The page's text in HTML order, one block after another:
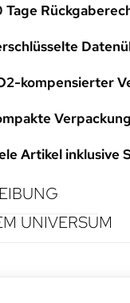
Tage
kompensierter
Verpackung
Artikel inklusive
UNIVERSUM